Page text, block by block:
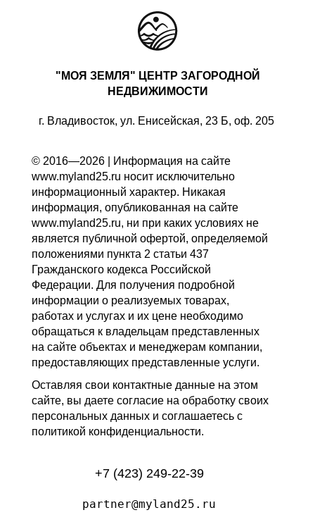
"МОЯ ЗЕМЛЯ" ЦЕНТР ЗАГОРОДНОЙ
НЕДВИЖИМОСТИ
г. Владивосток, ул. Енисейская, 23 Б, оф. 205
© 2016—2026 | Информация на сайте
www.myland25.ru носит исключительно
информационный характер. Никакая
информация, опубликованная на сайте
www.myland25.ru, ни при каких условиях не
является публичной офертой, определяемой
положениями пункта 2 статьи 437
Гражданского кодекса Российской
Федерации. Для получения подробной
информации о реализуемых товарах,
работах и услугах и их цене необходимо
обращаться к владельцам представленных
на сайте объектах и менеджерам компании,
предоставляющих представленные услуги.
Оставляя свои контактные данные на этом
сайте, вы даете согласие на обработку своих
персональных данных и соглашаетесь с
политикой конфиденциальности.
+7 (423) 249-22-39
partner@myland25.ru